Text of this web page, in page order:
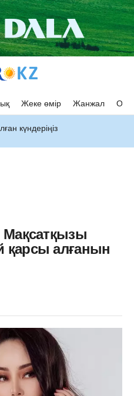
Жеке өмір Жанжал
күндеріңіз
қарсы алғанын